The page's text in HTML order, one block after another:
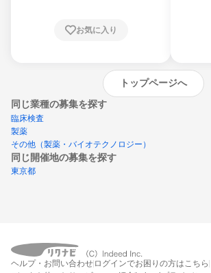
お気に入り
トップページへ
同じ業種の募集を探す
臨床検査
製薬
その他（製薬・バイオテクノロジー）
同じ開催地の募集を探す
東京都
締切：なし
ヘルプ・お問い合わせ ログインでお困りの方はこちら